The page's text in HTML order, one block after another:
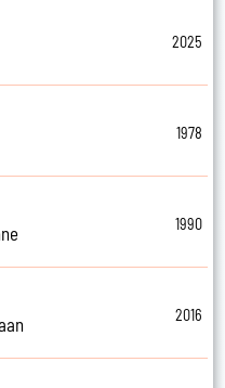
2025
1978
1990
2016